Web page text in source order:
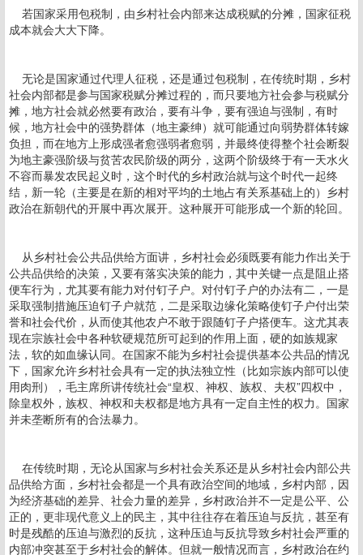
若国家采用包税制，由乡村社会内部来达成税赋的分摊，国家征税
成本就会大大下降。
无论是国家通过代理人征税，还是通过包税制，在传统时期，乡村
社会内部都是参与国家税赋分摊过程的，而只要地方社会参与税赋分
摊，地方社会就必然要有政治，要有斗争，要有强迫与强制，有时
候，地方社会中的强势群体（地主豪绅）就可能通过向弱势群体转嫁
负担，而在地方上形成强者愈强弱者愈弱，并最终使得整个社会断裂
为地主豪强阶级与贫苦农民阶级的两分，这两个阶级终于有一天水火
不容而暴发农民起义时，这个时代的乡村政治就与这个时代一起终
结，新一轮（主要是在新的相对平均的土地占有关系基础上的）乡村
政治在新朝代的开展中再次展开。这种展开可能形成一个新的轮回。
从乡村社会公共品供给方面讲，乡村社会必须既要有能力作出关于
公共品供给的决策，又要有落实决策的能力，其中关键一点是阻止搭
便车行为，尤其要有能力对付钉子户。对付钉子户的办法有二，一是
采取强制措施压迫钉子户就范，二是采取边缘化策略使钉子户付出荣
誉和社会代价，从而使其他农户不敢于跟随钉子户搭便车。这尤其表
现在宗族社会中各种软硬规范所可起到的作用上面，硬的如族规家
法，软的如血缘认同。在国家不能为乡村社会提供基本公共品的情况
下，国家允许乡村社会具有一定的执法独立性（比如宗族内部可以使
用肉刑），毛主席所讲传统社会“皇权、神权、族权、夫权”四权中，
除皇权外，族权、神权和夫权都是地方具有一定自主性的权力。国家
并未垄断所有的合法暴力。
在传统时期，无论从国家与乡村社会关系还是从乡村社会内部公共
品供给方面，乡村社会都是一个具有政治空间的地域，乡村内部，因
为经济基础的差异、社会力量的差异，乡村政治并不一定是公平、公
正的，更非现代意义上的民主，其中往往存在着压迫与反抗，甚至有
时是残酷的压迫与激烈的反抗，这种压迫与反抗导致乡村社会严重的
内部冲突甚至于乡村社会的解体。但就一般情况而言，乡村政治在约